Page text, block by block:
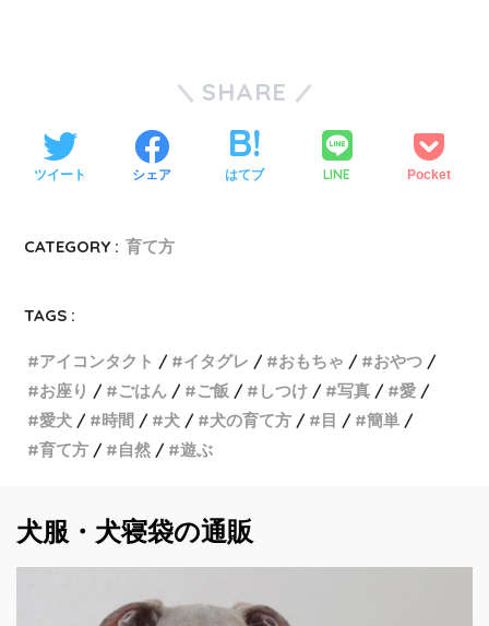
SHARE
ツイート シェア はてブ LINE Pocket
CATEGORY : 育て方
TAGS :
アイコンタクト イタグレ おもちゃ
おやつ
お座り
ごはん ご飯 しつけ 写真
愛
愛犬
時間 犬 犬の育て方 目
簡単
育て方
自然 遊ぶ
犬服・犬寝袋の通販